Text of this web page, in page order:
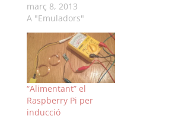
març 8, 2013
A "Emuladors"
“Alimentant” el
Raspberry Pi per
inducció